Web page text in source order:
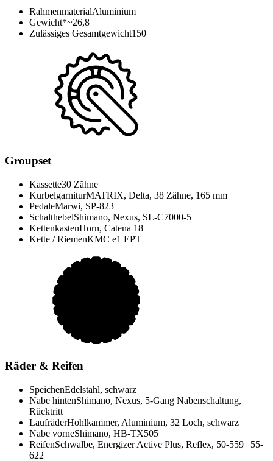
RahmenmaterialAluminium
Gewicht*~26,8
Zulässiges Gesamtgewicht150
Groupset
Kassette30 Zähne
KurbelgarniturMATRIX, Delta, 38 Zähne, 165 mm
PedaleMarwi, SP-823
SchalthebelShimano, Nexus, SL-C7000-5
KettenkastenHorn, Catena 18
Kette / RiemenKMC e1 EPT
Räder & Reifen
SpeichenEdelstahl, schwarz
Nabe hintenShimano, Nexus, 5-Gang Nabenschaltung,
Rücktritt
LaufräderHohlkammer, Aluminium, 32 Loch, schwarz
Nabe vorneShimano, HB-TX505
ReifenSchwalbe, Energizer Active Plus, Reflex, 50-559 | 55-
622